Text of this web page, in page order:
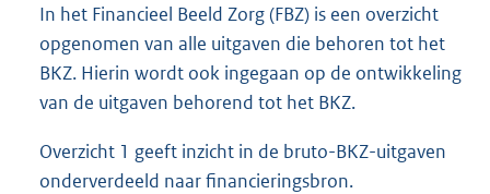
In het Financieel Beeld Zorg (FBZ) is een overzicht
opgenomen van alle uitgaven die behoren tot het
BKZ. Hierin wordt ook ingegaan op de ontwikkeling
van de uitgaven behorend tot het BKZ.
Overzicht 1 geeft inzicht in de bruto-BKZ-uitgaven
onderverdeeld naar financieringsbron.